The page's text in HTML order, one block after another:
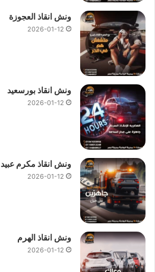
ونش انقاذ العجوزة
2026-01-12
ونش انقاذ بورسعيد
2026-01-12
ونش انقاذ مكرم عبيد
2026-01-12
ونش انقاذ الهرم
2026-01-12